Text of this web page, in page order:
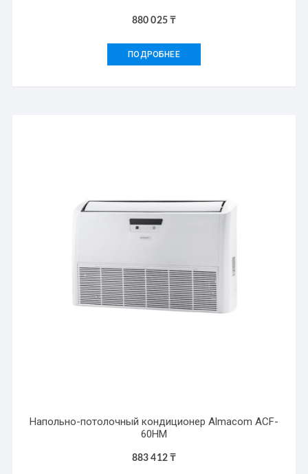
880 025₸
ПОДРОБНЕЕ
Напольно-потолочный кондиционер Almacom ACF-
60HM
883 412₸